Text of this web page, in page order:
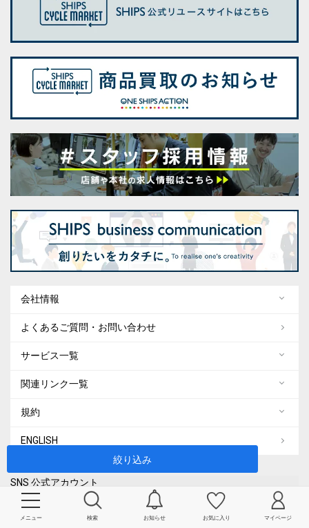
メニュー 検索 お知らせ お気に入り マイページ
絞り込み
会社情報
よくあるご質問・お問い合わせ
サービス一覧
関連リンク一覧
規約
ENGLISH
SNS 公式アカウント
SHIPS